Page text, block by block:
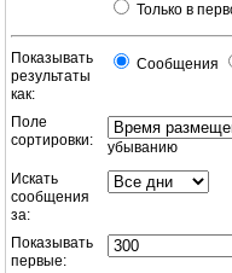
Только в
Показывать
результаты
как:
Сообщения
Поле
сортировки:
убыванию
Искать
сообщения
за:
Показывать
первые: